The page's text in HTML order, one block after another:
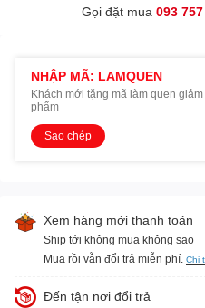
Gọi đặt mua 093
NHẬP MÃ: LAMQUEN
Khách mới tặng mã làm quen giảm
phẩm
Sao chép
Xem hàng mới thanh toán
Ship tới không mua không sao
Mua rồi vẫn đổi trả miễn phí. Chi
Đến tận nơi đổi trả